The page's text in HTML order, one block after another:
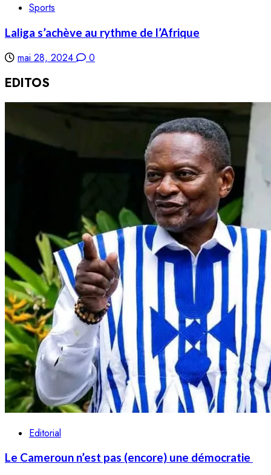
Sports
Laliga s’achève au rythme de l’Afrique
mai 28, 2024 0
EDITOS
Editorial
Le Cameroun n’est pas (encore) une démocratie